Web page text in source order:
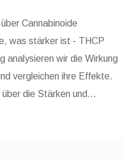
Cannabinoide
was stärker ist - THCP
analysieren wir die Wirkung
vergleichen ihre Effekte.
die Stärken und